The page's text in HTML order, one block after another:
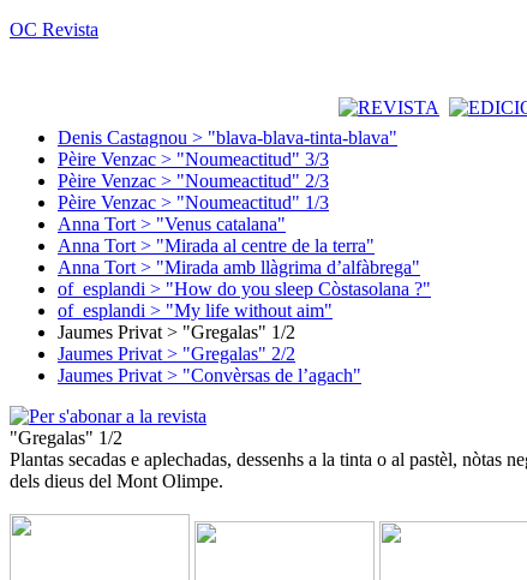
OC Revista
Denis Castagnou > "blava-blava-tinta-blava"
Pèire Venzac > "Noumeactitud" 3/3
Pèire Venzac > "Noumeactitud" 2/3
Pèire Venzac > "Noumeactitud" 1/3
Anna Tort > "Venus catalana"
Anna Tort > "Mirada al centre de la terra"
Anna Tort > "Mirada amb llàgrima d’alfàbrega"
of_esplandi > "How do you sleep Còstasolana ?"
of_esplandi > "My life without aim"
Jaumes Privat > "Gregalas" 1/2
Jaumes Privat > "Gregalas" 2/2
Jaumes Privat > "Convèrsas de l’agach"
"Gregalas" 1/2
Plantas secadas e aplechadas, dessenhs a la tinta o al pastèl, nòtas
dels dieus del Mont Olimpe.